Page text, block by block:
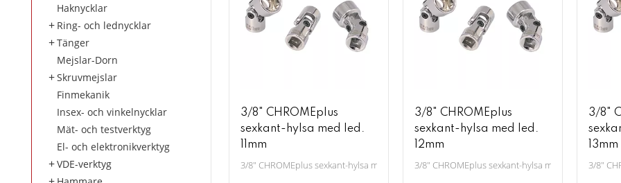
3/8" CHROMEplus
sexkant-hylsa med led.
11mm
3/8" CHROMEplus sexkant-hylsa med led. 11mm
3/8" CHROMEplus
sexkant-hylsa med led.
12mm
3/8" CHROMEplus sexkant-hylsa med led. 12mm
3/8"
13mm
3/8"
Haknycklar
Ring- och lednycklar
Tänger
Mejslar-Dorn
Skruvmejslar
Finmekanik
Insex- och vinkelnycklar
Mät- och testverktyg
El- och elektronikverktyg
VDE-verktyg